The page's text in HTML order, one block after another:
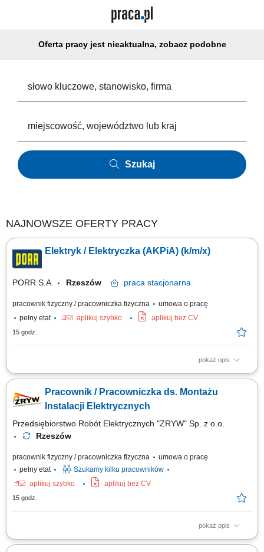
Oferta pracy jest nieaktualna, zobacz podobne
Szukaj
NAJNOWSZE OFERTY PRACY
Elektryk / Elektryczka (AKPiA) (k/m/x)
PORR S.A. Rzeszów praca stacjonarna
pracownik fizyczny / pracowniczka fizyczna
umowa o pracę
pełny etat
aplikuj szybko aplikuj bez CV
15 godz.
pokaż opis
Opis stanowiska: Prowadzenie bieżących prac serwisowych i
pomiarowo-kontrolnych. Szybka diagnostyka, lokalizowanie przyczyn
usterek i naprawa aparatury AKPiA oraz podzespołów elektrycznych.
Pracownik / Pracowniczka ds. Montażu
Instalacji Elektrycznych
Przedsiębiorstwo Robót Elektrycznych "ZRYW" Sp. z o.o.
Rzeszów
pracownik fizyczny / pracowniczka fizyczna
umowa o pracę
pełny etat
Szukamy kilku pracowników
aplikuj szybko
aplikuj bez CV
15 godz.
pokaż opis
Montaż instalacji elektrycznych zgodnie z dokumentacją techniczną.